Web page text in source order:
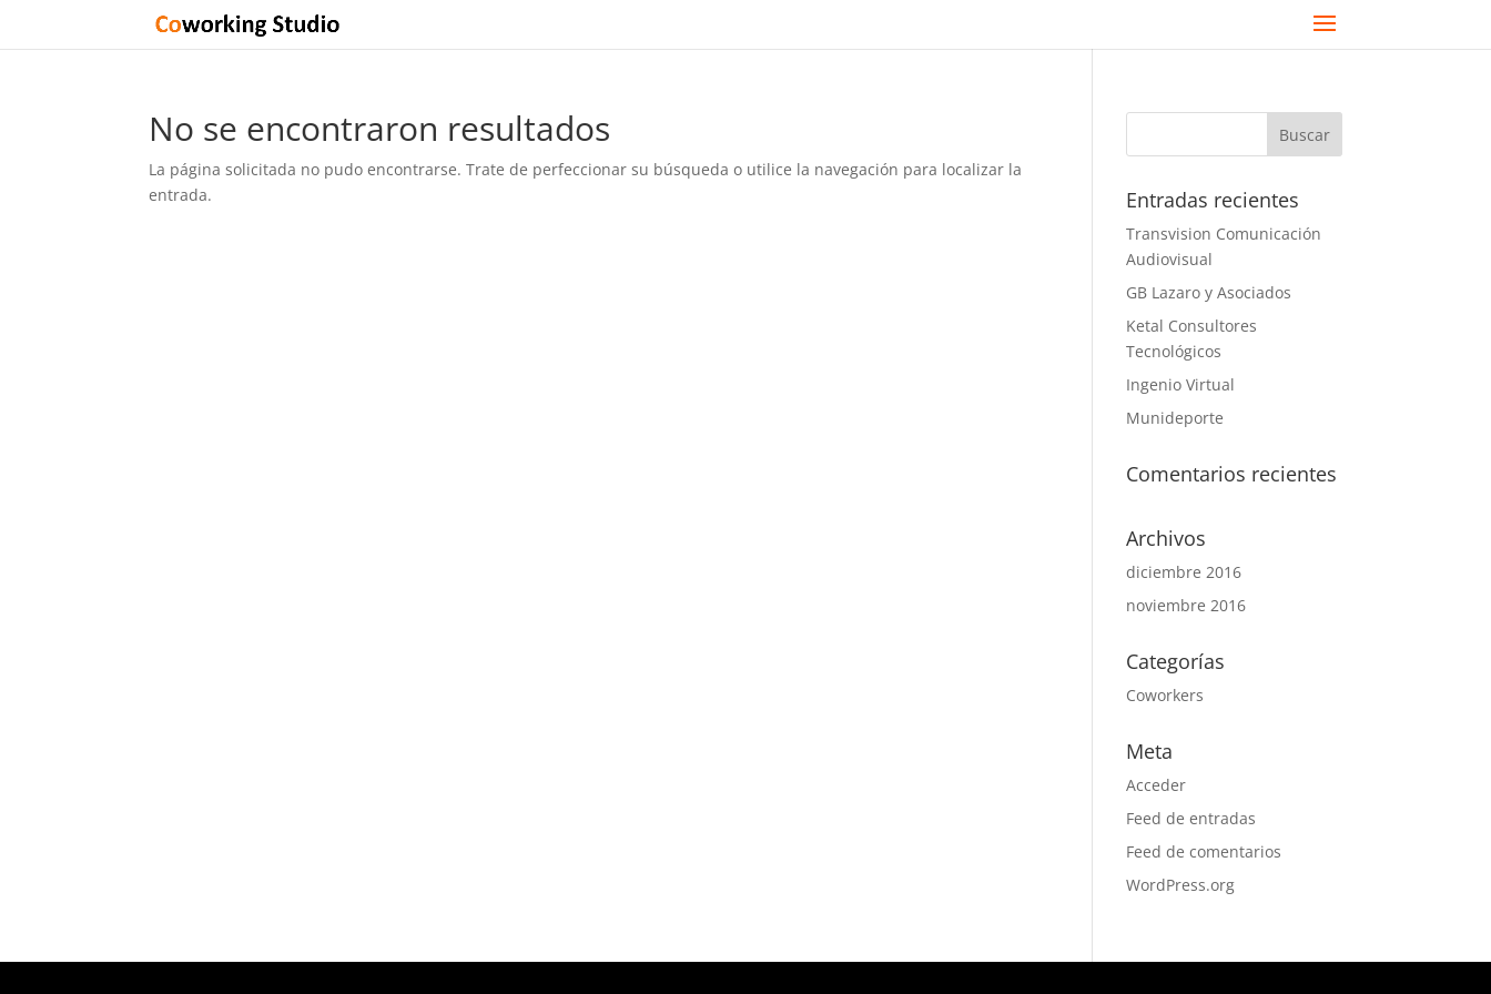
No se encontraron resultados
La página solicitada no pudo encontrarse. Trate de perfeccionar su búsqueda o utilice la navegación para localizar la
entrada.
Entradas recientes
Transvision Comunicación
Audiovisual
GB Lazaro y Asociados
Ketal Consultores
Tecnológicos
Ingenio Virtual
Munideporte
Comentarios recientes
Archivos
diciembre 2016
noviembre 2016
Categorías
Coworkers
Meta
Acceder
Feed de entradas
Feed de comentarios
WordPress.org